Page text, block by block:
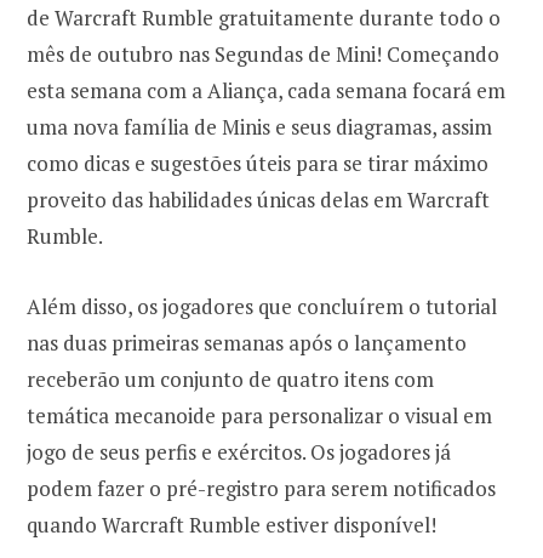
de Warcraft Rumble gratuitamente durante todo o
mês de outubro nas Segundas de Mini! Começando
esta semana com a Aliança, cada semana focará em
uma nova família de Minis e seus diagramas, assim
como dicas e sugestões úteis para se tirar máximo
proveito das habilidades únicas delas em Warcraft
Rumble.
Além disso, os jogadores que concluírem o tutorial
nas duas primeiras semanas após o lançamento
receberão um conjunto de quatro itens com
temática mecanoide para personalizar o visual em
jogo de seus perfis e exércitos. Os jogadores já
podem fazer o pré-registro para serem notificados
quando Warcraft Rumble estiver disponível!